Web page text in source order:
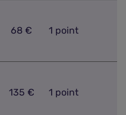
68 € 1 point
135 € 1 point